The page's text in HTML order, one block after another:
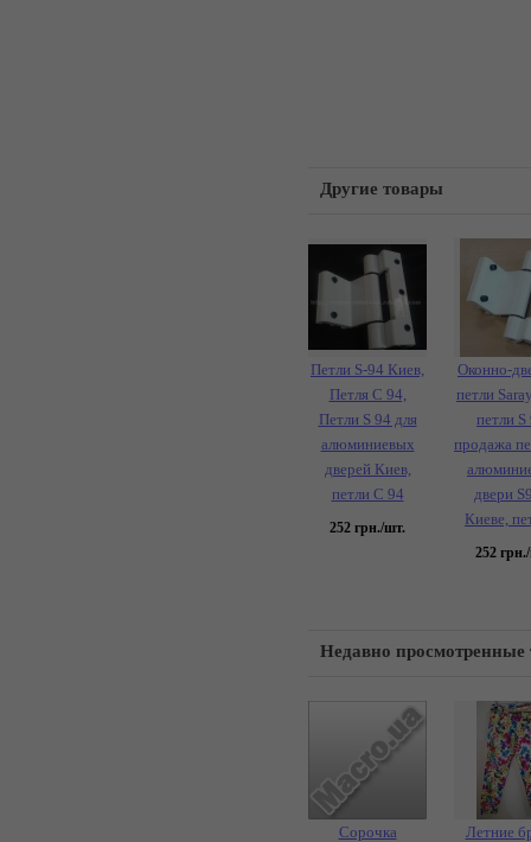
Другие товары
Петли S-94 Киев,
Петля С 94,
Петли S 94 для
алюминиевых
дверей Киев,
петли С 94
252 грн./шт.
Оконно-
петли
петли S
продажа
двери
Киеве,
252
Недавно просмотренные
Сорочка
Летние